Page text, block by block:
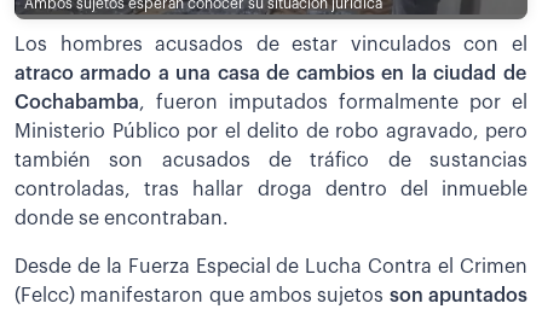
Ambos sujetos esperan conocer su situación jurídica
Los hombres acusados de estar vinculados con el
atraco armado a una casa de cambios en la ciudad de
Cochabamba, fueron imputados formalmente por el
Ministerio Público por el delito de robo agravado, pero
también son acusados de tráfico de sustancias
controladas, tras hallar droga dentro del inmueble
donde se encontraban.
Desde de la Fuerza Especial de Lucha Contra el Crimen
(Felcc) manifestaron que ambos sujetos son apuntados